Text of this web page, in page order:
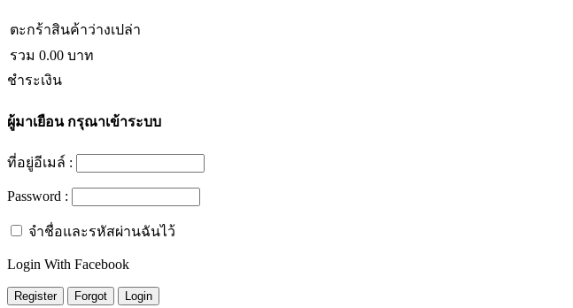
ตะกร้าสินค้าว่างเปล่า
รวม 0.00 บาท
ชำระเงิน
ผู้มาเยือนกรุณาเข้าระบบ
ที่อยู่อีเมล์ :
Password :
จำชื่อและรหัสผ่านฉันไว้
Login With Facebook